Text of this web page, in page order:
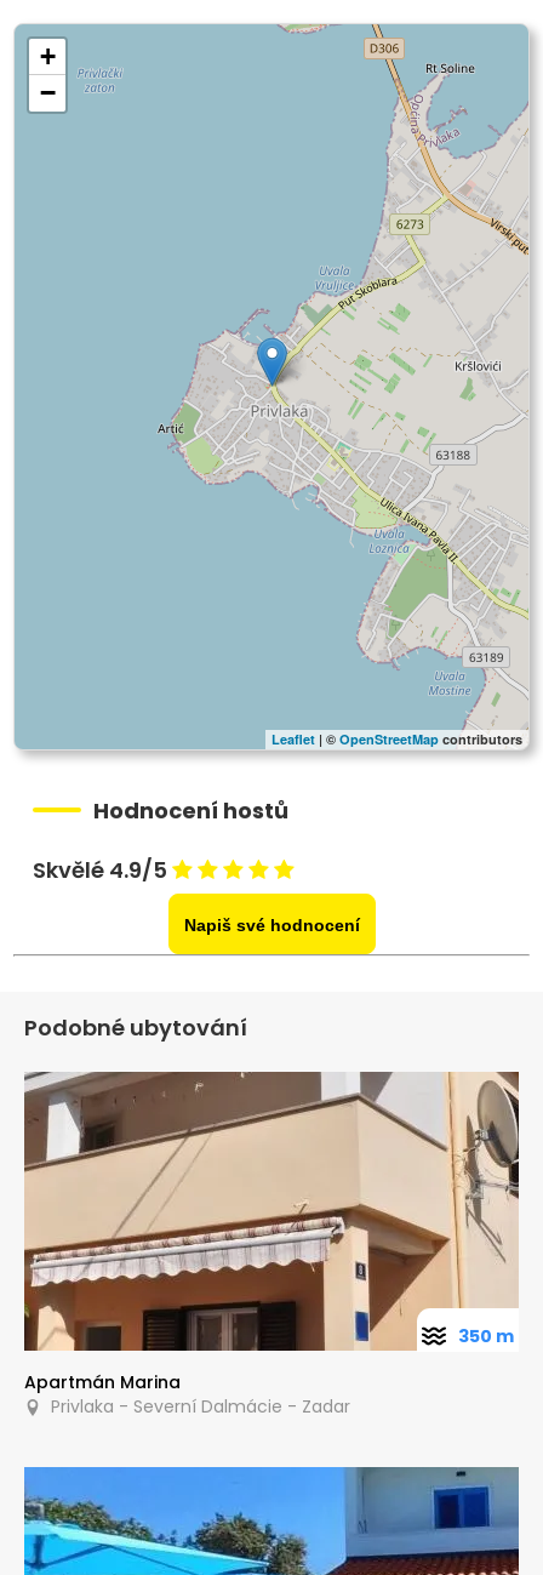
+
−
Leaflet | ©OpenStreetMap contributors
Hodnocení hostů
Skvělé 4.9/5
Napiš své hodnocení
Podobné ubytování
Apartmán Marina
Privlaka - Severní Dalmácie - Zadar
350 m